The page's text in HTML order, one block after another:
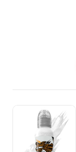
Количество